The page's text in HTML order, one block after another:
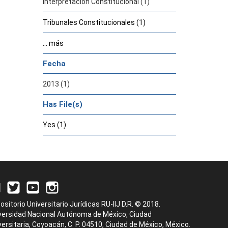
Tribunales Constitucionales (1)
... más
Fecha
2013 (1)
Has File(s)
Yes (1)
Universitario Jurídicas RU-IIJ D.R. © 2018.
Nacional Autónoma de México, Ciudad
Coyoacán, C. P. 04510, Ciudad de México, México.